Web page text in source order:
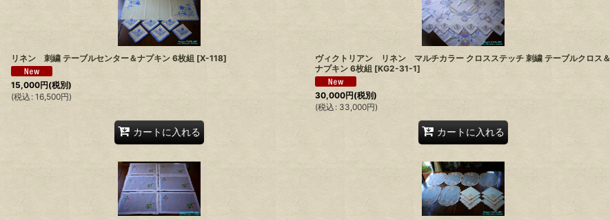
リネン 刺繍 テーブルセンター＆ナプキン 6枚組 [X-118]
15,000円(税別)
(税込 : 16,500円)
カートに入れる
ヴィクトリアン リネン マルチカラー クロスステッチ 刺繍 テーブルクロス＆
ナプキン 6枚組 [KG2-31-1]
30,000円(税別)
(税込 : 33,000円)
カートに入れる